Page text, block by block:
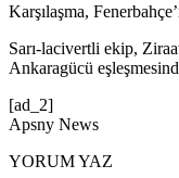
Karşılaşma,
Sarı-lacivertli ekip,
Ankaragücü
[ad_2]
Apsny News
YORUM YAZ